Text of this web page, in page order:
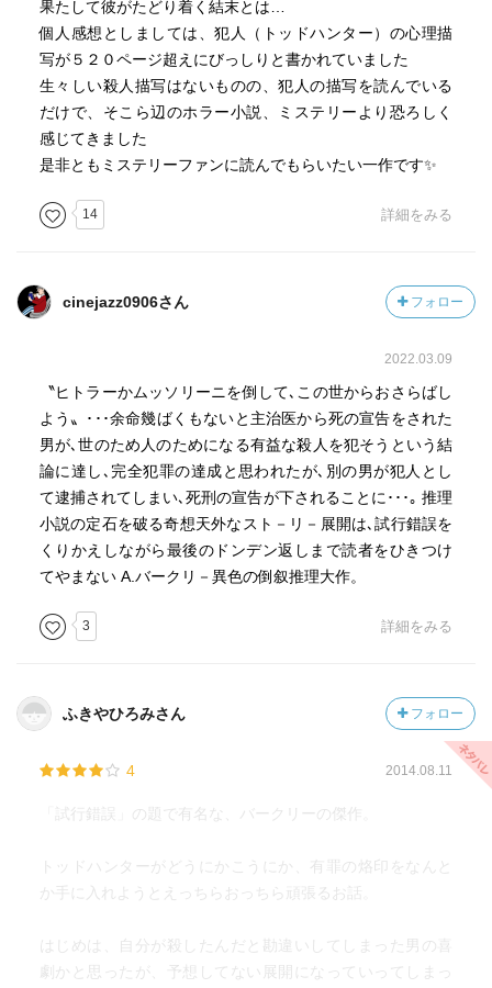
果たして彼がたどり着く結末とは…
個人感想としましては、犯人（トッドハンター）の心理描
写が５２０ページ超えにびっしりと書かれていました
生々しい殺人描写はないものの、犯人の描写を読んでいる
だけで、そこら辺のホラー小説、ミステリーより恐ろしく
感じてきました
是非ともミステリーファンに読んでもらいたい一作です✨
14 詳細をみる
cinejazz0906さん フォロー
2022.03.09
〝ヒトラーかムッソリーニを倒して､この世からおさらばし
よう〟･･･余命幾ばくもないと主治医から死の宣告をされた
男が､世のため人のためになる有益な殺人を犯そうという結
論に達し､完全犯罪の達成と思われたが､別の男が犯人とし
て逮捕されてしまい､死刑の宣告が下されることに･･･｡ 推理
小説の定石を破る奇想天外なスト－リ－展開は､試行錯誤を
くりかえしながら最後のドンデン返しまで読者をひきつけ
てやまない A.バークリ－異色の倒叙推理大作。
3 詳細をみる
ふきやひろみさん フォロー
4 2014.08.11
「試行錯誤」の題で有名な、バークリーの傑作。
トッドハンターがどうにかこうにか、有罪の烙印をなんと
か手に入れようとえっちらおっちら頑張るお話。
はじめは、自分が殺したんだと勘違いしてしまった男の喜
劇かと思ったが、予想してない展開になっていってしまっ